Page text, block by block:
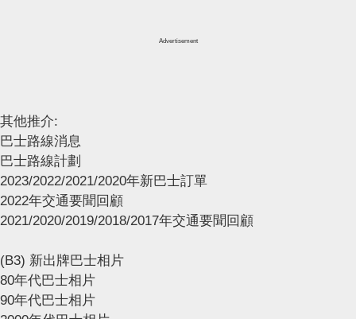
Advertisement
其他推介:
巴士路線消息
巴士路線計劃
2023/2022/2021/2020年新巴士訂單
2022年交通要聞回顧
2021/2020/2019/2018/2017年交通要聞回顧
(B3) 新出牌巴士相片
80年代巴士相片
90年代巴士相片